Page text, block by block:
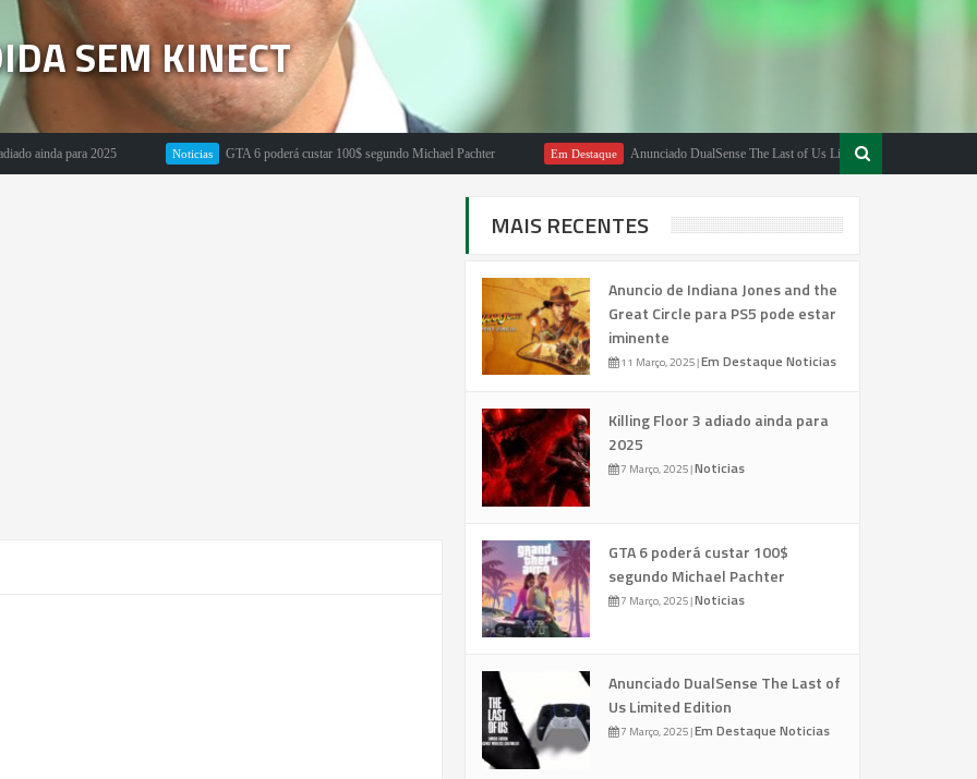
SEM KINECT
para 2025 GTA 6 poderá custar 100$ segundo Michael Pachter Em Destaque Anunciado DualSense The Last of Us Limited Edition
MAIS RECENTES
Anuncio de Indiana Jones and the
Great Circle para PS5 pode estar
iminente
11 Março, 2025|Em Destaque Noticias
Killing Floor 3 adiado ainda para
2025
7 Março, 2025|Noticias
GTA 6 poderá custar 100$
segundo Michael Pachter
7 Março, 2025|Noticias
Anunciado DualSense The Last of
Us Limited Edition
7 Março, 2025|Em Destaque Noticias